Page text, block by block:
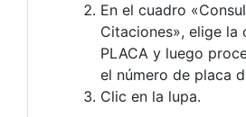
En el cuadro
Citaciones», elige la
PLACA y luego
el número de placa
Clic en la lupa.